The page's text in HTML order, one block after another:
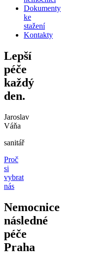
Dokumenty
ke
stažení
Kontakty
Lepší
péče
každý
den.
Jaroslav
Váňa
sanitář
Proč
si
vybrat
nás
Nemocnice
následné
péče
Praha